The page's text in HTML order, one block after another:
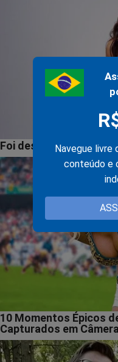
Navegue livre
conteúdo e